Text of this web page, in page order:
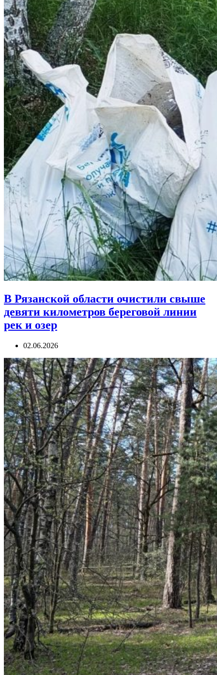
В Рязанской области очистили свыше
девяти километров береговой линии
рек и озер
02.06.2026